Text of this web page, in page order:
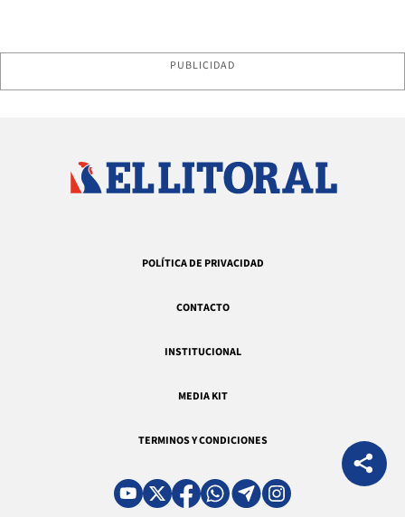
PUBLICIDAD
POLÍTICA DE PRIVACIDAD
CONTACTO
INSTITUCIONAL
MEDIA KIT
TERMINOS Y CONDICIONES